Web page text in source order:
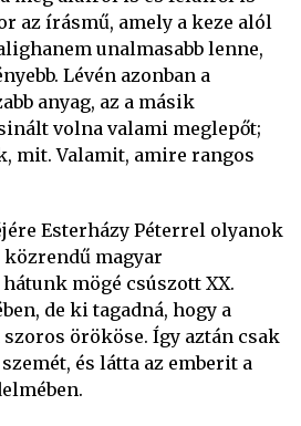
az írásmű, amely a keze alól
unalmasabb lenne,
Lévén azonban a
anyag, az a másik
volna valami meglepőt;
mit. Valamit, amire rangos
Esterházy Péterrel olyanok
magyar
mögé csúszott XX.
de ki tagadná, hogy a
örököse. Így aztán csak
és látta az emberit a